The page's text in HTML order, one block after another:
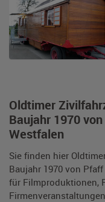
Oldtimer
Baujahr 1970
Westfalen
Sie finden hier
Baujahr 1970 von
für Filmproduktionen,